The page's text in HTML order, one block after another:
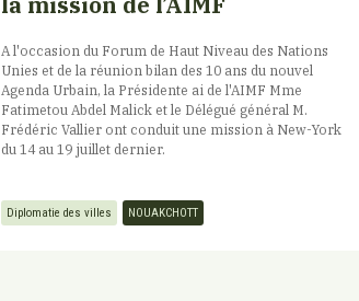
A l'occasion du Forum de Haut Niveau des Nations
Unies et de la réunion bilan des 10 ans du nouvel
Agenda Urbain, la Présidente ai de l'AIMF Mme
Fatimetou Abdel Malick et le Délégué général M.
Frédéric Vallier ont conduit une mission à New-York
du 14 au 19 juillet dernier.
Diplomatie des villes NOUAKCHOTT